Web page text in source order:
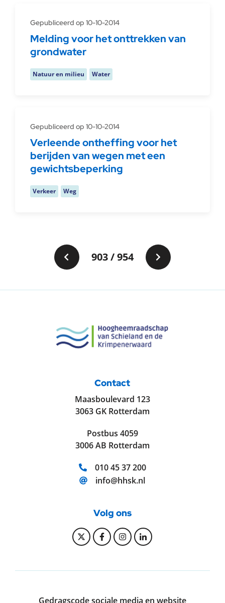
Melding voor het onttrekken van
grondwater
Gepubliceerd op 10-10-2014
Natuur en milieu Water
Verleende ontheffing voor het
berijden van wegen met een
gewichtsbeperking
Gepubliceerd op 10-10-2014
Verkeer Weg
Vorige pagina
903 / 954 Volgende
Contact
Maasboulevard 123
3063 GK Rotterdam
Postbus 4059
3006 AB Rotterdam
Telefoonnummer:
010 45 37 200
E-mailadres:
info@hhsk.nl
Volg ons
Bekijk onze Twitter pagina
Bekijk onze Facebook
Bekijk onze Instagram
Bekijk onze
Gedragscode sociale media en website